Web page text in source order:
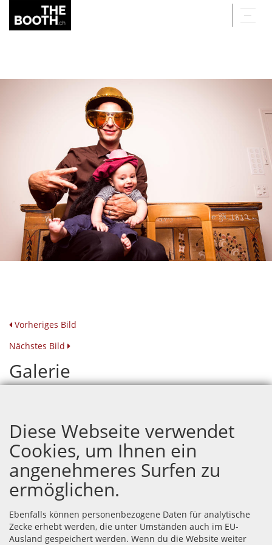
Vorheriges Bild
Nächstes Bild
Galerie
Diese Webseite verwendet
Cookies, um Ihnen ein
angenehmeres Surfen zu
ermöglichen.
Ebenfalls können personenbezogene Daten für analytische
Zecke erhebt werden, die unter Umständen auch im EU-
Ausland gespeichert werden. Wenn du die Website weiter